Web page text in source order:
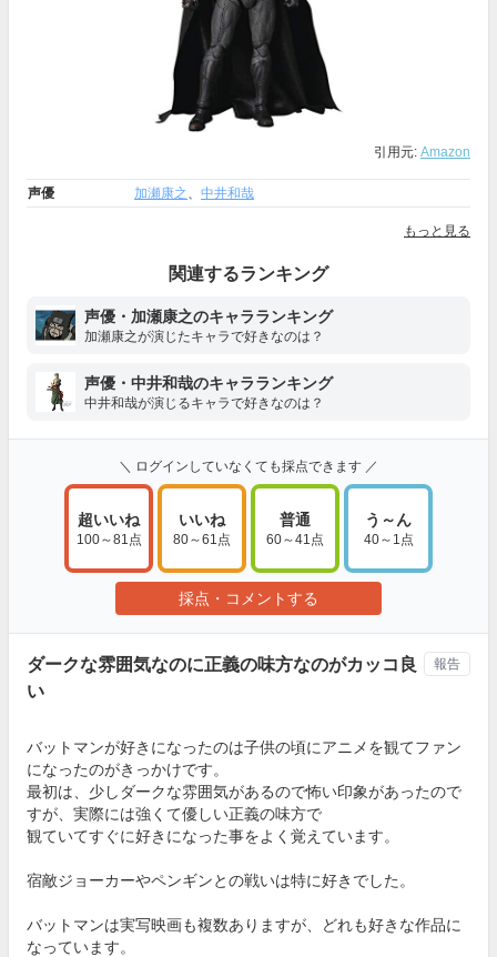
引用元: Amazon
声優 加瀬康之 、 中井和哉
もっと見る
関連するランキング
声優・加瀬康之のキャラランキング
加瀬康之が演じたキャラで好きなのは？
声優・中井和哉のキャラランキング
中井和哉が演じるキャラで好きなのは？
＼ ログインしていなくても採点できます ／
超いいね
100～81点
いいね
80～61点
普通
60～41点
う～ん
40～1点
採点・コメントする
ダークな雰囲気なのに正義の味方なのがカッコ良
い
バットマンが好きになったのは子供の頃にアニメを観てファン
になったのがきっかけです。
最初は、少しダークな雰囲気があるので怖い印象があったので
すが、実際には強くて優しい正義の味方で
観ていてすぐに好きになった事をよく覚えています。
宿敵ジョーカーやペンギンとの戦いは特に好きでした。
バットマンは実写映画も複数ありますが、どれも好きな作品に
なっています。
報告